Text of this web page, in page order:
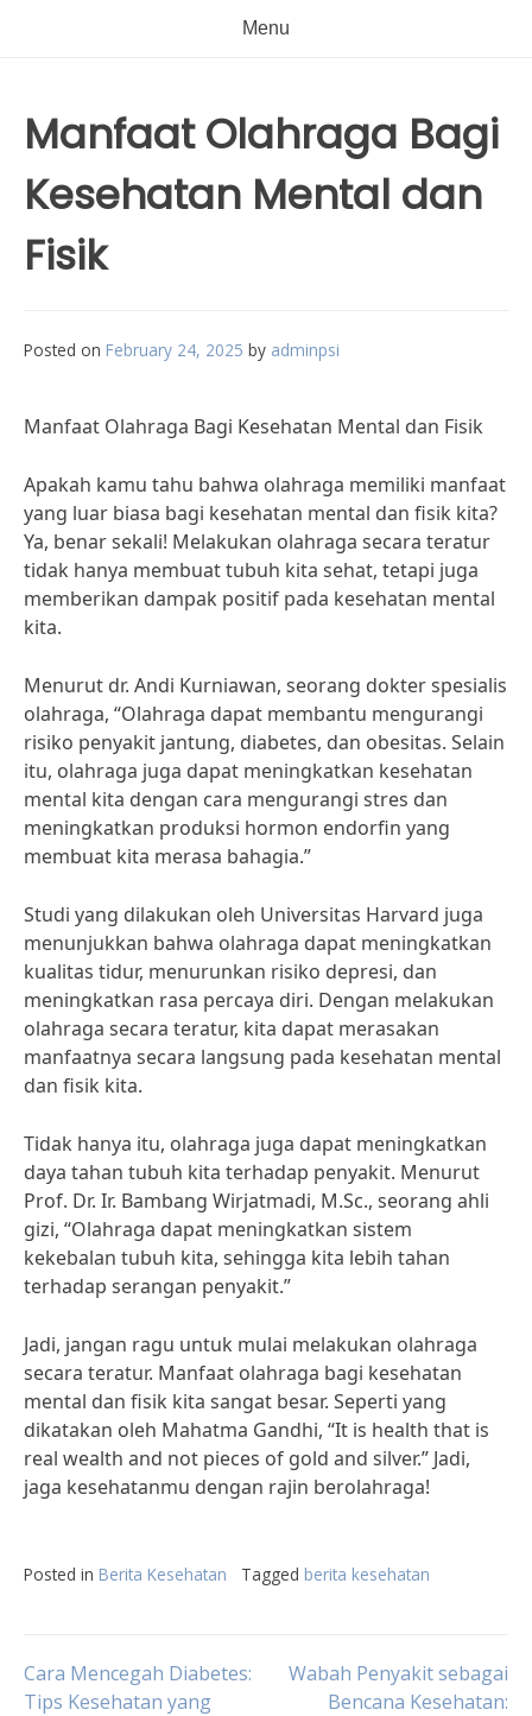
Menu
Manfaat Olahraga Bagi
Kesehatan Mental dan
Fisik
Posted on February 24, 2025 by adminpsi
Manfaat Olahraga Bagi Kesehatan Mental dan Fisik
Apakah kamu tahu bahwa olahraga memiliki manfaat
yang luar biasa bagi kesehatan mental dan fisik kita?
Ya, benar sekali! Melakukan olahraga secara teratur
tidak hanya membuat tubuh kita sehat, tetapi juga
memberikan dampak positif pada kesehatan mental
kita.
Menurut dr. Andi Kurniawan, seorang dokter spesialis
olahraga, “Olahraga dapat membantu mengurangi
risiko penyakit jantung, diabetes, dan obesitas. Selain
itu, olahraga juga dapat meningkatkan kesehatan
mental kita dengan cara mengurangi stres dan
meningkatkan produksi hormon endorfin yang
membuat kita merasa bahagia.”
Studi yang dilakukan oleh Universitas Harvard juga
menunjukkan bahwa olahraga dapat meningkatkan
kualitas tidur, menurunkan risiko depresi, dan
meningkatkan rasa percaya diri. Dengan melakukan
olahraga secara teratur, kita dapat merasakan
manfaatnya secara langsung pada kesehatan mental
dan fisik kita.
Tidak hanya itu, olahraga juga dapat meningkatkan
daya tahan tubuh kita terhadap penyakit. Menurut
Prof. Dr. Ir. Bambang Wirjatmadi, M.Sc., seorang ahli
gizi, “Olahraga dapat meningkatkan sistem
kekebalan tubuh kita, sehingga kita lebih tahan
terhadap serangan penyakit.”
Jadi, jangan ragu untuk mulai melakukan olahraga
secara teratur. Manfaat olahraga bagi kesehatan
mental dan fisik kita sangat besar. Seperti yang
dikatakan oleh Mahatma Gandhi, “It is health that is
real wealth and not pieces of gold and silver.” Jadi,
jaga kesehatanmu dengan rajin berolahraga!
Posted in Berita Kesehatan Tagged berita kesehatan
Post
Cara Mencegah Diabetes:
Tips Kesehatan yang
Wabah Penyakit sebagai
Bencana Kesehatan: